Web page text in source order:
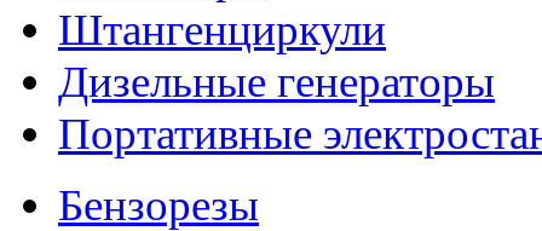
Штангенциркули
Дизельные генераторы
Портативные
Бензорезы